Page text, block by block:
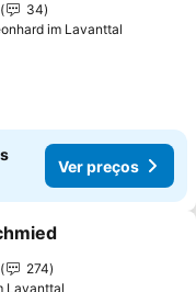
34
im Lavanttal
Ver preços
aos favoritos
274
Lavanttal